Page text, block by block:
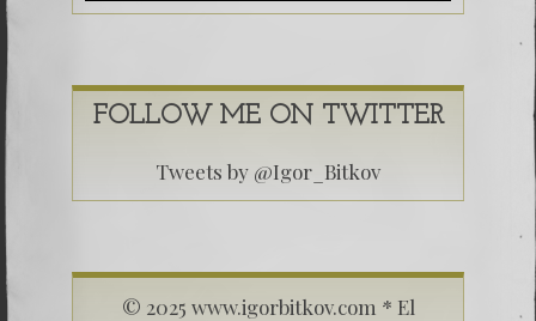
FOLLOW ME ON TWITTER
Tweets by @Igor_Bitkov
© 2025 www.igorbitkov.com * El